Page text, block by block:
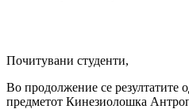
Почитувани студенти,
Во продолжение се резултатите
предметот Кинезиолошка